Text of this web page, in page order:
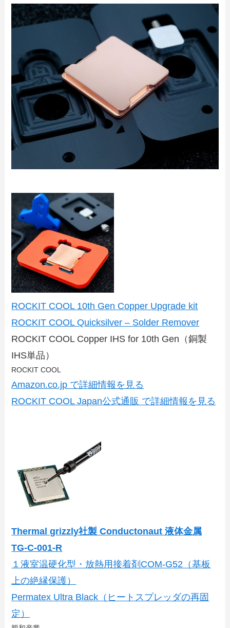
ROCKIT COOL 10th Gen Copper Upgrade kit
ROCKIT COOL Quicksilver – Solder Remover
ROCKIT COOL Copper IHS for 10th Gen（銅製
IHS単品）
ROCKIT COOL
Amazon.co.jp で詳細情報を見る
ROCKIT COOL Japan公式通販 で詳細情報を見る
Thermal grizzly社製 Conductonaut 液体金属
TG-C-001-R
１液室温硬化型・放熱用接着剤COM-G52（基板
上の絶縁保護）
Permatex Ultra Black（ヒートスプレッダの再固
定）